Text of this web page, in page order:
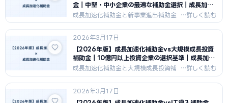
金｜中堅・中小企業の最適な補助金選択｜成長加速
化補助金ナビ
成長加速化補助金と新事業進出補助金
を徹底比較。対象者規模・補助率・補
助額・申請要件の違いを解説。売上高
や事業フェーズによってどちらが有利
か、選択基準を具体的に示します。
2026年3月17日
【2026年版】成長加速化補助金vs大規模成長投資
補助金｜10億円以上投資企業の選択基準｜成長加速
化補助金ナビ
成長加速化補助金と大規模成長投資補
助金（グローバル枠含む）を徹底比
較。規模・対象者・審査水準・採択倍
率の違いを解説。大型投資を計画する
企業の最適な補助金選択基準を示しま
2026年3月17日